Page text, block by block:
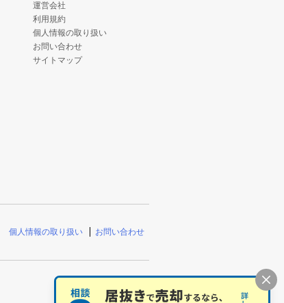
運営会社
利用規約
個人情報の取り扱い
お問い合わせ
サイトマップ
個人情報の取り扱い
お問い合わせ